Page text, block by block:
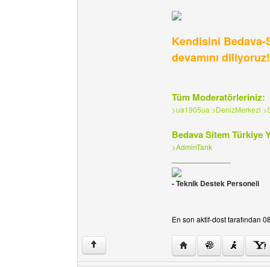
Kendisini Bedava-
devamını
Tüm Moderatörleriniz:
>ua1905ua >DenizMerkezi
Bedava Sitem Türkiye
>AdminTarık
- Teknik Destek Personeli
En son aktif-dost tarafından
↑ Yazarın web sitesini